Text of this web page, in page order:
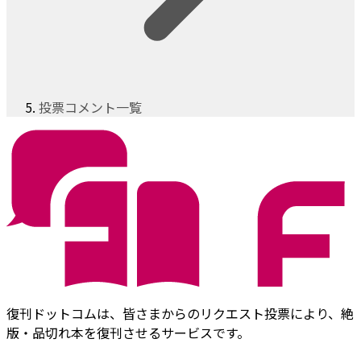
投票コメント一覧
復刊ドットコムは、皆さまからのリクエスト投票により、絶
版・品切れ本を復刊させるサービスです。